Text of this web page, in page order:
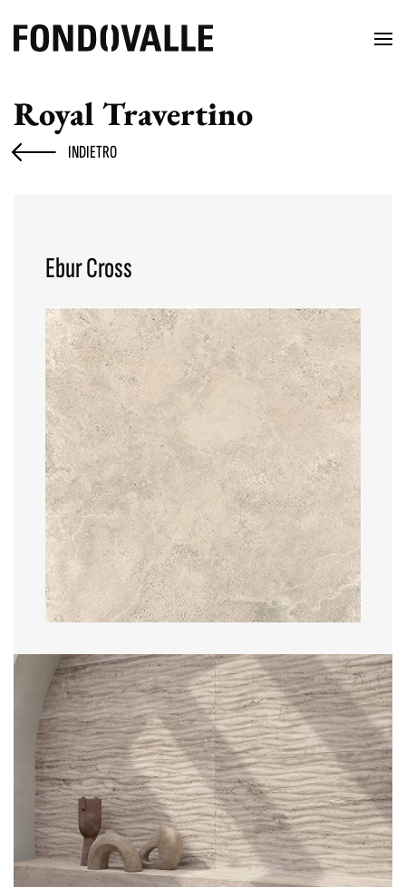
INDIETRO
Royal Travertino
Ebur Cross